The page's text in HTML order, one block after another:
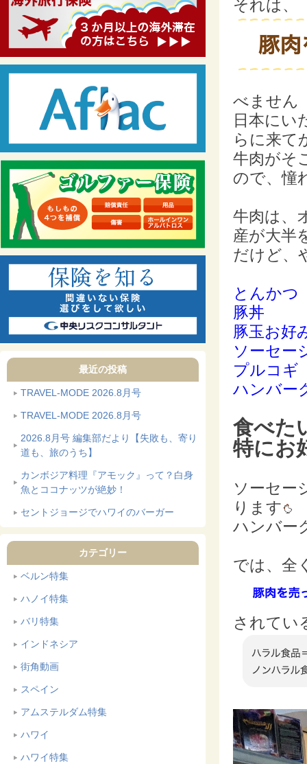
最近の投稿
TRAVEL-MODE 2026.8月号
TRAVEL-MODE 2026.8月号
2026.8月号 編集部だより【失敗も、寄り
道も、旅のうち】
カンボジア料理『アモック』って？白身
魚とココナッツが絶妙！
セントジョージでハワイのバーガー
カテゴリー
ベルン特集
ハノイ特集
バリ特集
インドネシア
街角動画
スペイン
アムステルダム特集
ハワイ
ハワイ特集
それは、
べません
日本にい
らに来て
牛肉がそ
ので、憧
牛肉は、
産が大半
だけど、
とんかつ
豚丼
豚玉お好
ソーセー
プルコギ
ハンバー
食べた
特にお
ソーセー
ります
ハンバー
では、全
されてい